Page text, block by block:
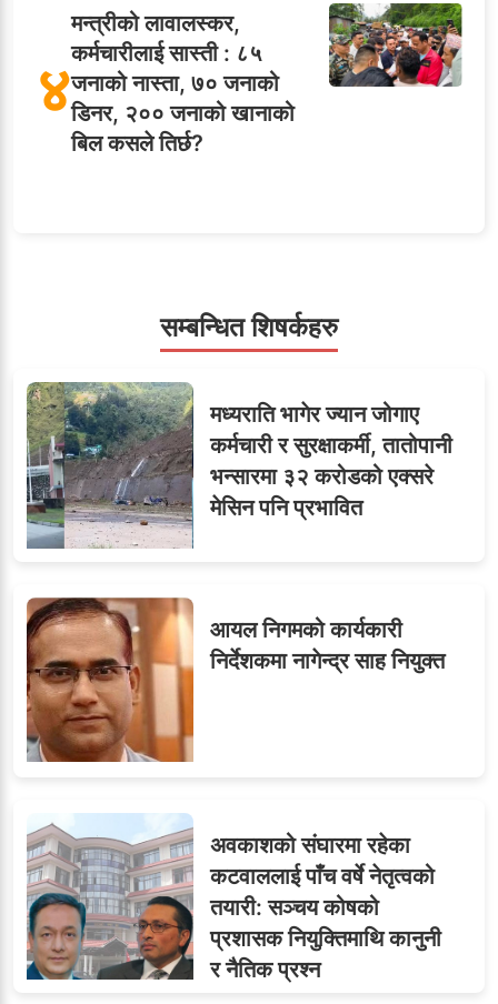
४
मन्त्रीको लावालस्कर,
कर्मचारीलाई सास्ती : ८५
जनाको नास्ता, ७० जनाको
डिनर, २०० जनाको खानाको
बिल कसले तिर्छ?
६सहसचिवमा प्रथम भएका
विजयकुमार शर्माको लोकसेवा
टिप्स
७
८जुनियरलाई दोहोरो जिम्मेवारी,
मन्त्रालयभित्र असन्तुष्टि
९ओएनएमका नाममा अत्याचार :
सब–इन्जिनियरहरुको गम्भीर
ध्यानाकर्षण
सम्बन्धित शिषर्कहरु
मध्यराति भागेर ज्यान जोगाए
कर्मचारी र सुरक्षाकर्मी, तातोपानी
भन्सारमा ३२ करोडको एक्सरे
मेसिन पनि प्रभावित
आयल निगमको कार्यकारी
निर्देशकमा नागेन्द्र साह नियुक्त
अवकाशको संघारमा रहेका
कटवाललाई पाँच वर्षे नेतृत्वको
तयारी: सञ्चय कोषको
प्रशासक नियुक्तिमाथि कानुनी
र नैतिक प्रश्न